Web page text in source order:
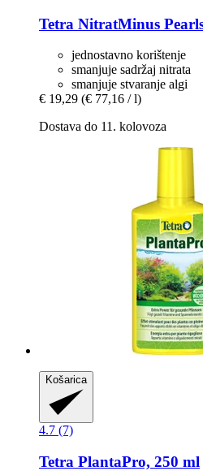
Tetra NitratMinus
jednostavno korištenje
smanjuje sadržaj nitrata
smanjuje stvaranje algi
€ 19,29 (€ 77,16 / l)
Dostava do 11. kolovoza
Košarica
4.7 (7)
Tetra PlantaPro, 250 ml